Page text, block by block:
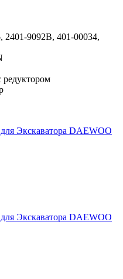
2401-9092B, 401-00034,
редуктором